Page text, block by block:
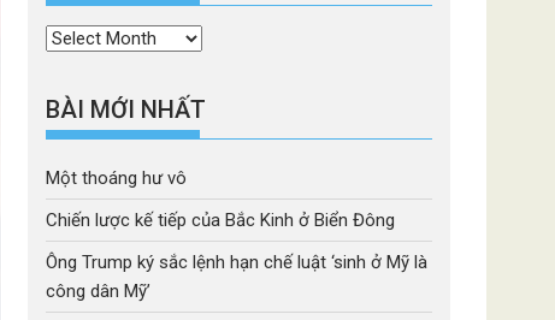
Thời
BÀI MỚI NHẤT
Một thoáng hư vô
Chiến lược kế tiếp của Bắc Kinh ở Biển Đông
Ông Trump ký sắc lệnh hạn chế luật ‘sinh ở Mỹ là
công dân Mỹ’